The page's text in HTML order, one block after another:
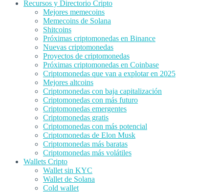
Recursos y Directorio Cripto
Mejores memecoins
Memecoins de Solana
Shitcoins
Próximas criptomonedas en Binance
Nuevas criptomonedas
Proyectos de criptomonedas
Próximas criptomonedas en Coinbase
Criptomonedas que van a explotar en 2025
Mejores altcoins
Criptomonedas con baja capitalización
Criptomonedas con más futuro
Criptomonedas emergentes
Criptomonedas gratis
Criptomonedas con más potencial
Criptomonedas de Elon Musk
Criptomonedas más baratas
Criptomonedas más volátiles
Wallets Cripto
Wallet sin KYC
Wallet de Solana
Cold wallet